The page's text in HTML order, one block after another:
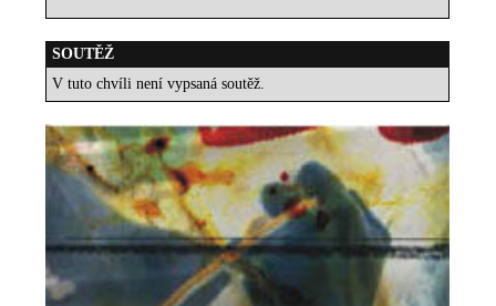
SOUTĚŽ
V tuto chvíli není vypsaná soutěž.